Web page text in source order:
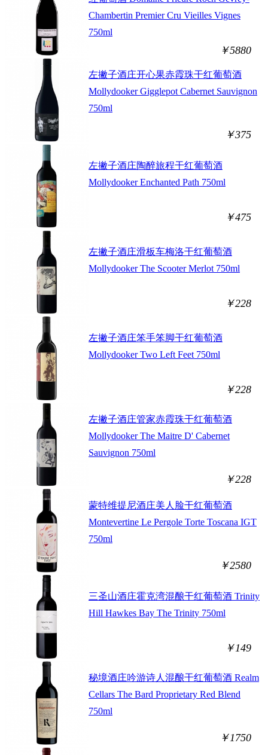
Chambertin Premier Cru Vieilles Vignes
750ml
￥5880
左撇子酒庄开心果赤霞珠干红葡萄酒
Mollydooker Gigglepot Cabernet Sauvignon
750ml
￥375
左撇子酒庄陶醉旅程干红葡萄酒
Mollydooker Enchanted Path 750ml
￥475
左撇子酒庄滑板车梅洛干红葡萄酒
Mollydooker The Scooter Merlot 750ml
￥228
左撇子酒庄笨手笨脚干红葡萄酒
Mollydooker Two Left Feet 750ml
￥228
左撇子酒庄管家赤霞珠干红葡萄酒
Mollydooker The Maitre D' Cabernet
Sauvignon 750ml
￥228
蒙特维提尼酒庄美人脸干红葡萄酒
Montevertine Le Pergole Torte Toscana IGT
750ml
￥2580
三圣山酒庄霍克湾混酿干红葡萄酒 Trinity
Hill Hawkes Bay The Trinity 750ml
￥149
秘境酒庄吟游诗人混酿干红葡萄酒 Realm
Cellars The Bard Proprietary Red Blend
750ml
￥1750